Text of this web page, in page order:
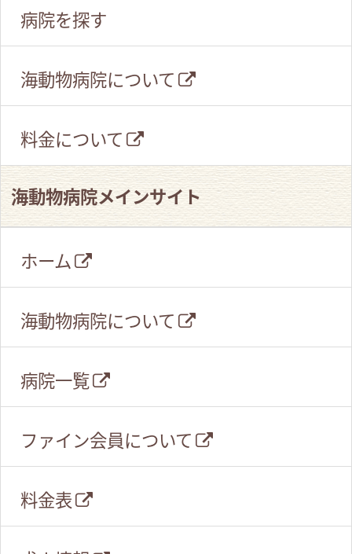
病院を探す
海動物病院について
料金について
海動物病院メインサイト
ホーム
海動物病院について
病院一覧
ファイン会員について
料金表